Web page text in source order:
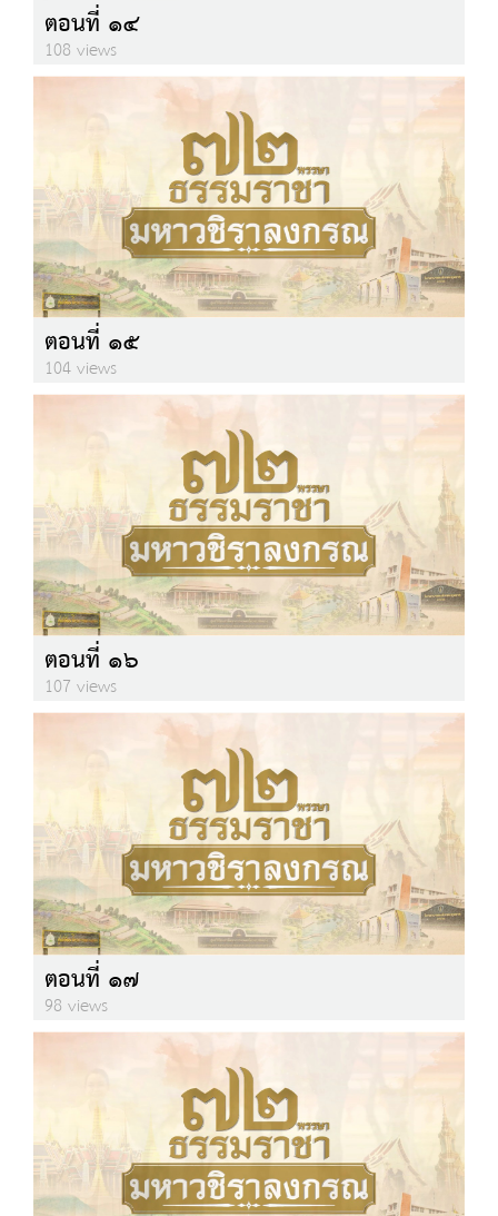
ตอนที่ ๑๔
108 views
ตอนที่ ๑๕
104 views
ตอนที่ ๑๖
107 views
ตอนที่ ๑๗
98 views